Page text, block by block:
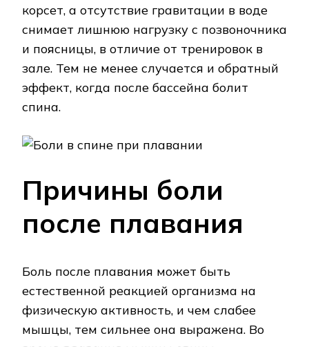
корсет, а отсутствие гравитации в воде
снимает лишнюю нагрузку с позвоночника
и поясницы, в отличие от тренировок в
зале. Тем не менее случается и обратный
эффект, когда после бассейна болит
спина.
Причины боли
после плавания
Боль после плавания может быть
естественной реакцией организма на
физическую активность, и чем слабее
мышцы, тем сильнее она выражена. Во